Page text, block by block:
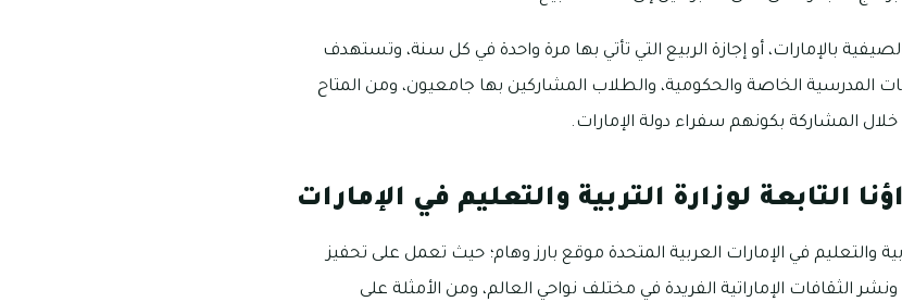
بالإمارات، أو إجازة الربيع التي تأتي بها مرة واحدة في كل سنة، وتستهدف
المدرسية الخاصة والحكومية، والطلاب المشاركين بها جامعيون، ومن المتاح
خلال المشاركة بكونهم سفراء دولة الإمارات.
التابعة لوزارة التربية والتعليم في الإمارات
والتعليم في الإمارات العربية المتحدة موقع بارز وهام؛ حيث تعمل على تحفيز
الثقافات الإماراتية الفريدة في مختلف نواحي العالم، ومن الأمثلة على